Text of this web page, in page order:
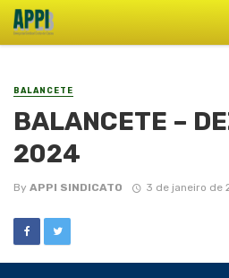
BALANCETE
BALANCETE –
2024
By APPI SINDICATO 3 de janeiro de